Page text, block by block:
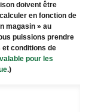
doivent être
en fonction de
magasin » au
puissions prendre
conditions de
pour les
.)